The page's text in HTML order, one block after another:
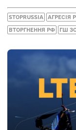
STOPRUSSIA АГРЕСІЯ
ВТОРГНЕННЯ РФ ГШ